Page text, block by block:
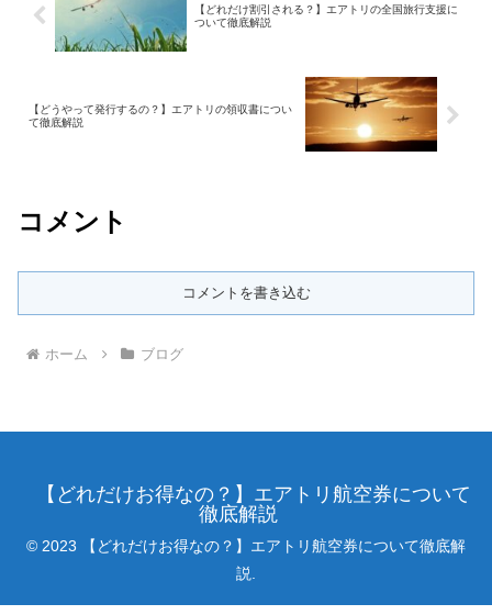
【どれだけ割引される？】エアトリの全国旅行支援に
ついて徹底解説
【どうやって発行するの？】エアトリの領収書につい
て徹底解説
コメント
コメントを書き込む
ホーム ブログ
【どれだけお得なの？】エアトリ航空券について
徹底解説
© 2023 【どれだけお得なの？】エアトリ航空券について徹底解
説.